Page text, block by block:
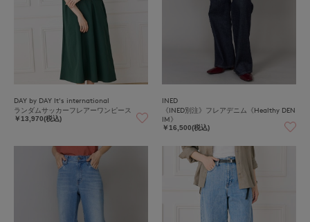
DAY by DAY It's international
ランダムサッカーフレアーワンピース
￥13,970(税込)
INED
《INED別注》フレアデニム《Healthy DEN
IM》
￥16,500(税込)